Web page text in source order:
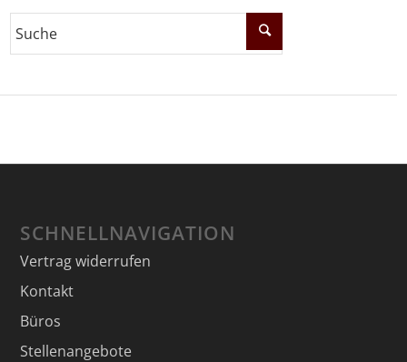
SCHNELLNAVIGATION
Vertrag widerrufen
Kontakt
Büros
Stellenangebote